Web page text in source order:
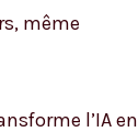
même
l’IA en